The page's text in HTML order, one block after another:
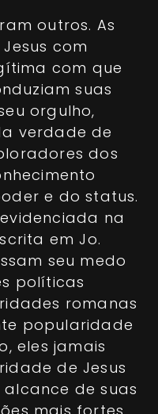
outros. As
com
com que
suas
orgulho,
verdade de
dos
e do status.
na
em Jo.
seu medo
políticas
romanas
popularidade
eles jamais
de Jesus
de suas